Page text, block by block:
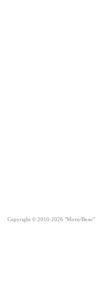
Copyright © 2010-2026 "Мото/Вело"